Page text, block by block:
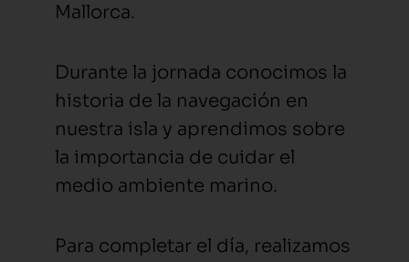
Mallorca.
Durante la jornada conocimos la
historia de la navegación en
nuestra isla y aprendimos sobre
la importancia de cuidar el
medio ambiente marino.
Para completar el día, realizamos